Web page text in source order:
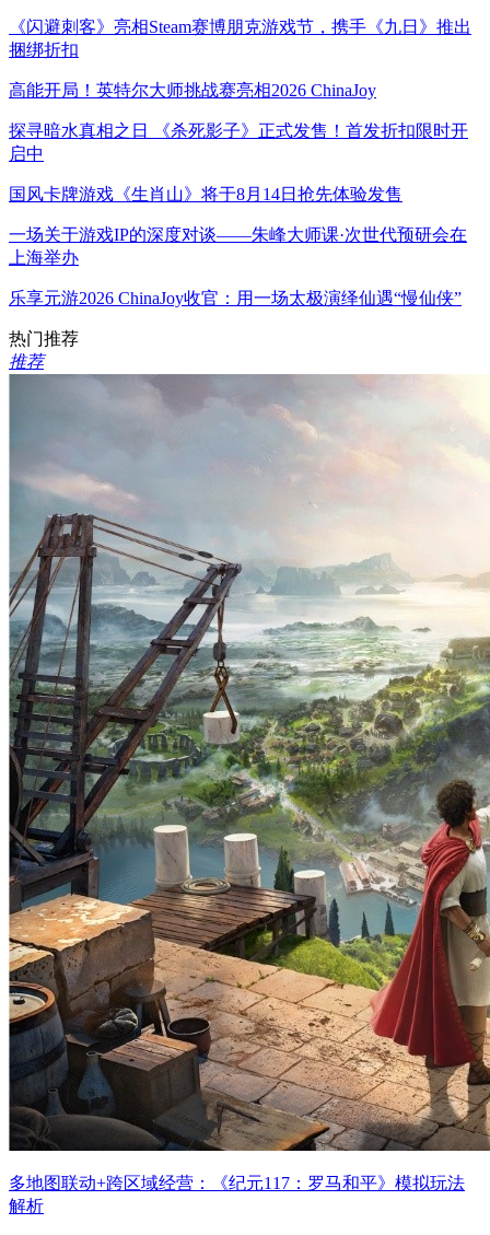
《闪避刺客》亮相Steam赛博朋克游戏节，携手《九日》推出
捆绑折扣
高能开局！英特尔大师挑战赛亮相2026 ChinaJoy
探寻暗水真相之日 《杀死影子》正式发售！首发折扣限时开
启中
国风卡牌游戏《生肖山》将于8月14日抢先体验发售
一场关于游戏IP的深度对谈——朱峰大师课·次世代预研会在
上海举办
乐享元游2026 ChinaJoy收官：用一场太极演绎仙遇“慢仙侠”
热门推荐
推荐
多地图联动+跨区域经营：《纪元117：罗马和平》模拟玩法
解析